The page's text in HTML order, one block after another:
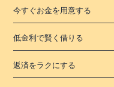
今すぐお金を用意する
低金利で賢く借りる
返済をラクにする